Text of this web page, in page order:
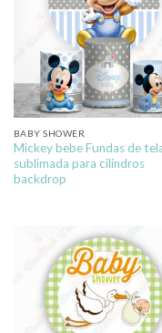
BABY SHOWER
Mickey bebe Fundas de
sublimada para cilindros
backdrop